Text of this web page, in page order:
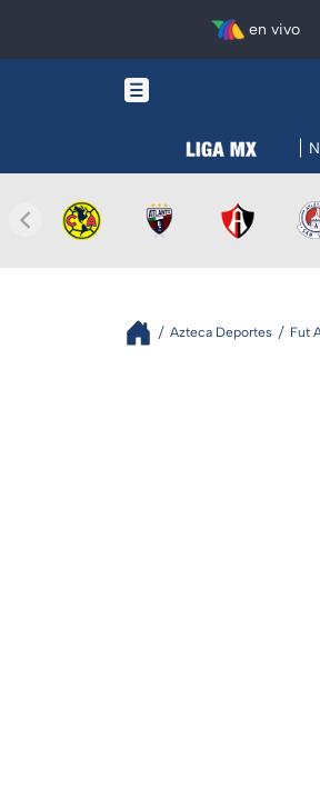
en vivo
Azteca Deportes Fut